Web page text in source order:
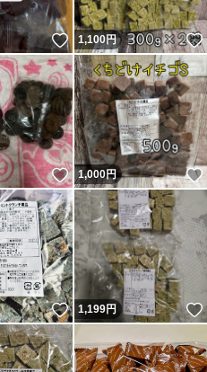
いいね！
1,100円
いいね！
1,000円
いいね！
1,199円